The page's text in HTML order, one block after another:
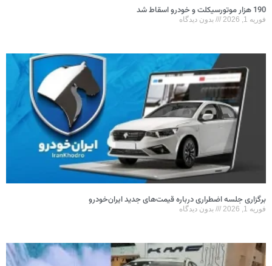
190 هزار موتورسیکلت و خودرو اسقاط شد
فوریه 1, 2026 بدون دیدگاه
برگزاری جلسه اضطراری درباره قیمت‌های جدید ایران‌خودرو
فوریه 1, 2026 بدون دیدگاه